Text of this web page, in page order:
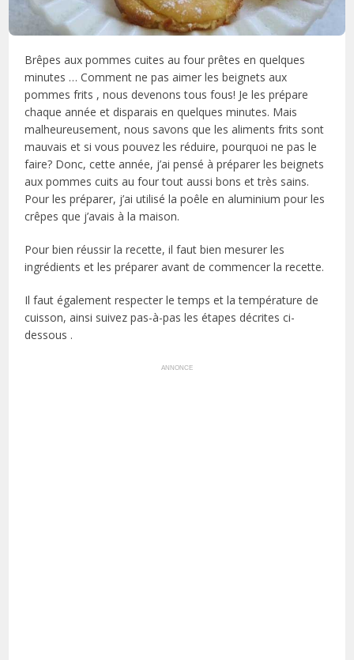
Brêpes aux pommes cuites au four prêtes en quelques
minutes … Comment ne pas aimer les beignets aux
pommes frits , nous devenons tous fous! Je les prépare
chaque année et disparais en quelques minutes. Mais
malheureusement, nous savons que les aliments frits sont
mauvais et si vous pouvez les réduire, pourquoi ne pas le
faire? Donc, cette année, j’ai pensé à préparer les beignets
aux pommes cuits au four tout aussi bons et très sains.
Pour les préparer, j’ai utilisé la poêle en aluminium pour les
crêpes que j’avais à la maison.
Pour bien réussir la recette, il faut bien mesurer les
ingrédients et les préparer avant de commencer la recette.
Il faut également respecter le temps et la température de
cuisson, ainsi suivez pas-à-pas les étapes décrites ci-
dessous .
ANNONCE